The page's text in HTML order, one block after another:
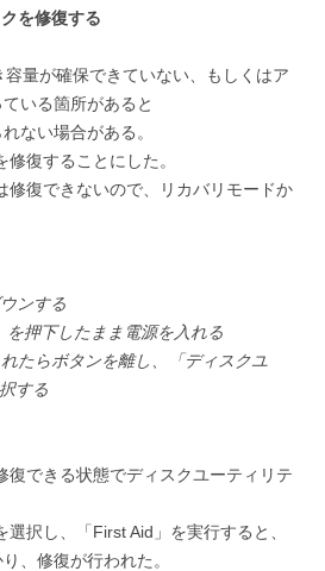
を修復する
量が確保できていない、もしくはア
いる箇所があると
ない場合がある。
復することにした。
修復できないので、リカバリモードか
ンする
押下したまま電源を入れる
たらボタンを離し、「ディスクユ
する
復できる状態でディスクユーティリテ
択し、「First Aid」を実行すると、
、修復が行われた。